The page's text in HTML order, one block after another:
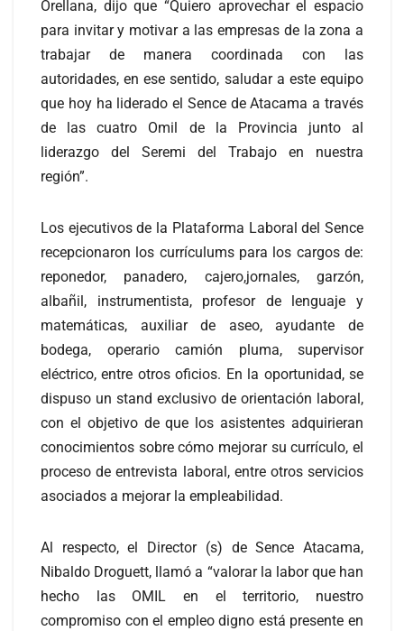
Orellana, dijo que “Quiero aprovechar el espacio
para invitar y motivar a las empresas de la zona a
trabajar de manera coordinada con las
autoridades, en ese sentido, saludar a este equipo
que hoy ha liderado el Sence de Atacama a través
de las cuatro Omil de la Provincia junto al
liderazgo del Seremi del Trabajo en nuestra
región”.
Los ejecutivos de la Plataforma Laboral del Sence
recepcionaron los currículums para los cargos de:
reponedor, panadero, cajero,jornales, garzón,
albañil, instrumentista, profesor de lenguaje y
matemáticas, auxiliar de aseo, ayudante de
bodega, operario camión pluma, supervisor
eléctrico, entre otros oficios. En la oportunidad, se
dispuso un stand exclusivo de orientación laboral,
con el objetivo de que los asistentes adquirieran
conocimientos sobre cómo mejorar su currículo, el
proceso de entrevista laboral, entre otros servicios
asociados a mejorar la empleabilidad.
Al respecto, el Director (s) de Sence Atacama,
Nibaldo Droguett, llamó a “valorar la labor que han
hecho las OMIL en el territorio, nuestro
compromiso con el empleo digno está presente en